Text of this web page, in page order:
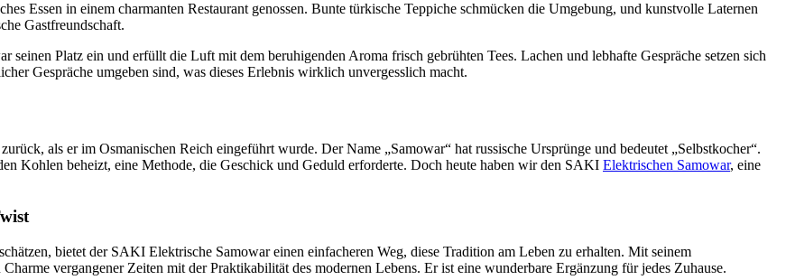
Essen in einem charmanten Restaurant genossen. Bunte türkische Teppiche schmücken die Umgebung, und kunstvolle Laternen
Gastfreundschaft.
seinen Platz ein und erfüllt die Luft mit dem beruhigenden Aroma frisch gebrühten Tees. Lachen und lebhafte Gespräche setzen sich
Gespräche umgeben sind, was dieses Erlebnis wirklich unvergesslich macht.
als er im Osmanischen Reich eingeführt wurde. Der Name „Samowar“ hat russische Ursprünge und bedeutet „Selbstkocher“.
Kohlen beheizt, eine Methode, die Geschick und Geduld erforderte. Doch heute haben wir den SAKI Elektrischen Samowar, eine
bietet der SAKI Elektrische Samowar einen einfacheren Weg, diese Tradition am Leben zu erhalten. Mit seinem
vergangener Zeiten mit der Praktikabilität des modernen Lebens. Er ist eine wunderbare Ergänzung für jedes Zuhause.